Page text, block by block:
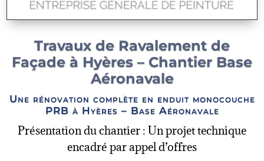
Travaux de Ravalement de
Façade à Hyères – Chantier Base
Aéronavale
Une rénovation complète en enduit monocouche
PRB à Hyères – Base Aéronavale
Présentation du chantier : Un projet technique
encadré par appel d’offres